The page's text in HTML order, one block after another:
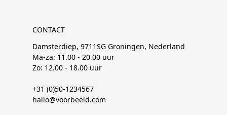
CONTACT
Damsterdiep, 9711SG Groningen, Nederland
Ma-za: 11.00 - 20.00 uur
Zo: 12.00 - 18.00 uur
+31 (0)50-1234567
hallo@voorbeeld.com